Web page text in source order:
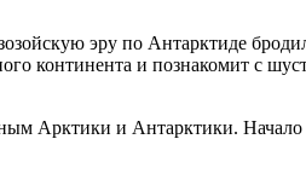
эру по Антарктиде
континента и познакомит с
Арктики и Антарктики. Начало